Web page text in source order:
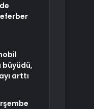
büyüdü,
arttı